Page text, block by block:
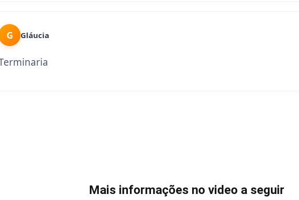
G Gláucia
Mais informações no video a seguir